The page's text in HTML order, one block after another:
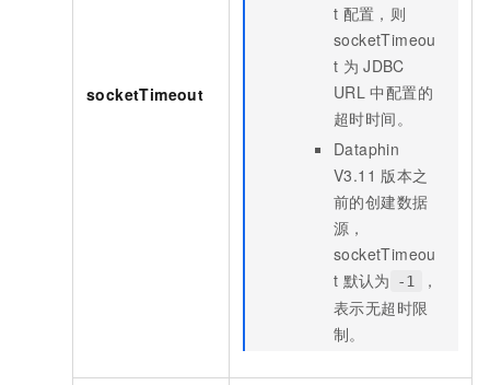
socketTimeout
t 配置，则
socketTimeou
t 为 JDBC
URL 中配置的
超时时间。
Dataphin
V3.11 版本之
前的创建数据
源，
socketTimeou
t 默认为 -1
，
表示无超时限
制。